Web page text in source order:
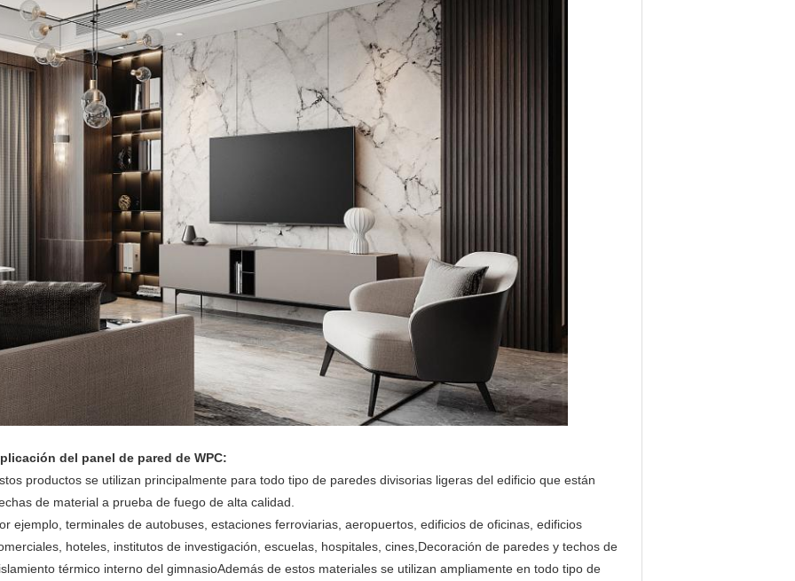
del panel de pared de WPC:
productos se utilizan principalmente para todo tipo de paredes divisorias ligeras del edificio que están
de material a prueba de fuego de alta calidad.
ejemplo, terminales de autobuses, estaciones ferroviarias, aeropuertos, edificios de oficinas, edificios
hoteles, institutos de investigación, escuelas, hospitales, cines,Decoración de paredes y techos de
térmico interno del gimnasioAdemás de estos materiales se utilizan ampliamente en todo tipo de